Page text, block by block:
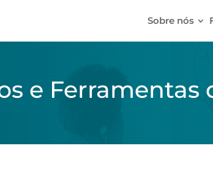
Sobre nós
e Ferramentas